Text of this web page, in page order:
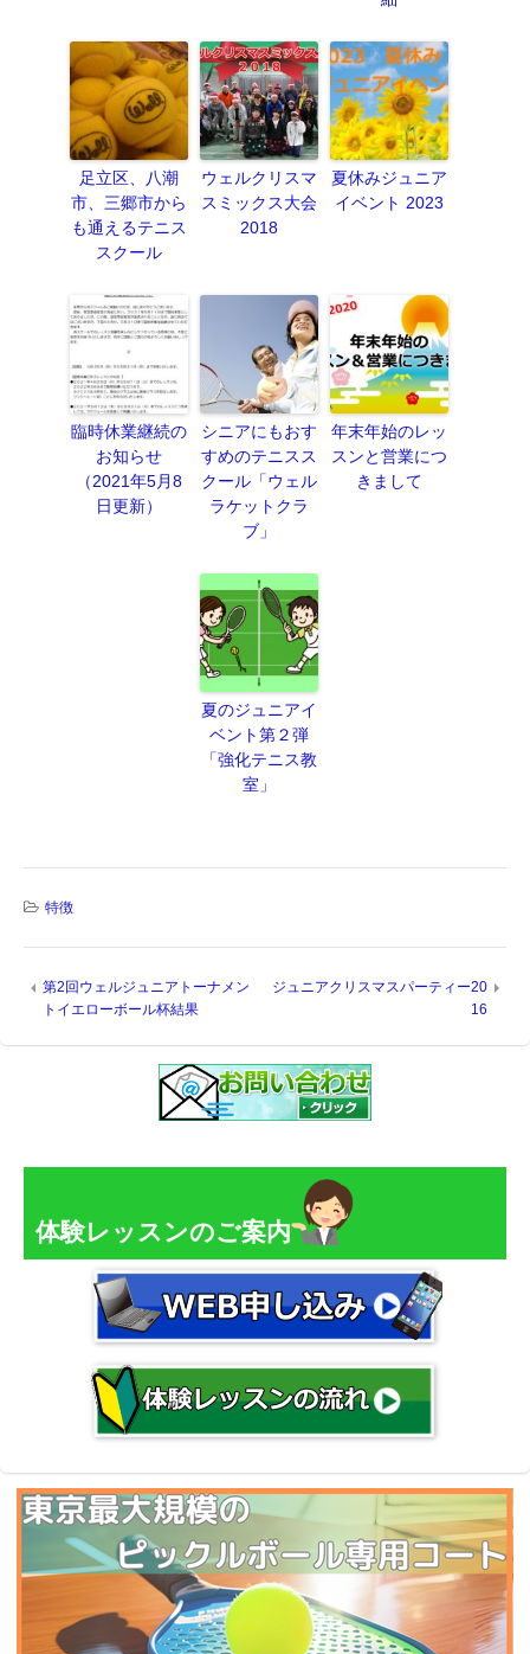
足立区、八潮
市、三郷市から
も通えるテニス
スクール
ウェルクリスマ
スミックス大会
2018
夏休みジュニア
イベント 2023
臨時休業継続の
お知らせ
（2021年5月8
日更新）
シニアにもおす
すめのテニスス
クール「ウェル
ラケットクラ
ブ」
年末年始のレッ
スンと営業につ
きまして
夏のジュニアイ
ベント第２弾
「強化テニス教
室」
特徴
第2回ウェルジュニアトーナメン
トイエローボール杯結果
ジュニアクリスマスパーティー20
16
体験レッスンのご案内